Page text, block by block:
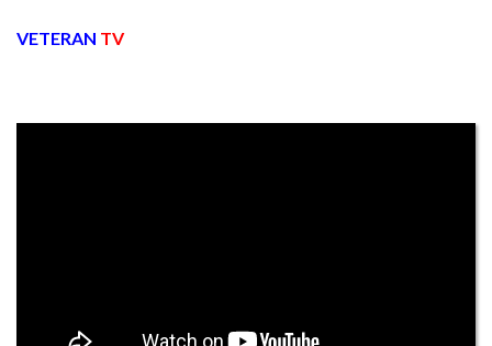
VETERAN TV